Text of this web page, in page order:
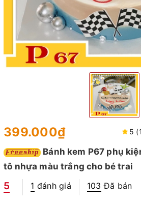
399.000₫ 5
Bánh kem P67 phụ
tô nhựa màu trắng cho bé trai
5 1 đánh giá 103 Đã bán